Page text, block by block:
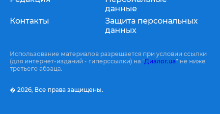
Контакты
данные
Защита персональных
данных
Использование материалов разрешается при условии ссылки
(для интернет-изданий - гиперссылки) на "Диалог.ua" не ниже
третьего абзаца.
� 2026, Все права защищены.